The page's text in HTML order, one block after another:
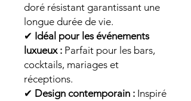
doré résistant garantissant une
longue durée de vie.
✔ Idéal pour les événements
luxueux : Parfait pour les bars,
cocktails, mariages et
réceptions.
✔ Design contemporain : Inspiré